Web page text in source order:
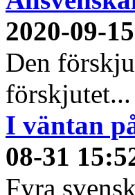
2020-09-
Den
förskjutet...
I väntan
08-31
Fyra